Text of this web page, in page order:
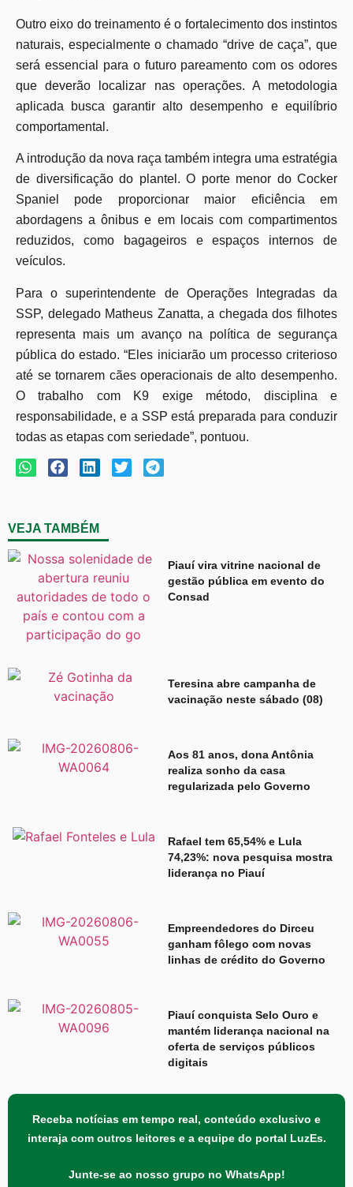
Outro eixo do treinamento é o fortalecimento dos instintos
naturais, especialmente o chamado “drive de caça”, que
será essencial para o futuro pareamento com os odores
que deverão localizar nas operações. A metodologia
aplicada busca garantir alto desempenho e equilíbrio
comportamental.
A introdução da nova raça também integra uma estratégia
de diversificação do plantel. O porte menor do Cocker
Spaniel pode proporcionar maior eficiência em
abordagens a ônibus e em locais com compartimentos
reduzidos, como bagageiros e espaços internos de
veículos.
Para o superintendente de Operações Integradas da
SSP, delegado Matheus Zanatta, a chegada dos filhotes
representa mais um avanço na política de segurança
pública do estado. “Eles iniciarão um processo criterioso
até se tornarem cães operacionais de alto desempenho.
O trabalho com K9 exige método, disciplina e
responsabilidade, e a SSP está preparada para conduzir
todas as etapas com seriedade”, pontuou.
VEJA TAMBÉM
Piauí vira vitrine nacional de
gestão pública em evento do
Consad
Teresina abre campanha de
vacinação neste sábado (08)
Aos 81 anos, dona Antônia
realiza sonho da casa
regularizada pelo Governo
Rafael tem 65,54% e Lula
74,23%: nova pesquisa mostra
liderança no Piauí
Empreendedores do Dirceu
ganham fôlego com novas
linhas de crédito do Governo
Piauí conquista Selo Ouro e
mantém liderança nacional na
oferta de serviços públicos
digitais
Receba notícias em tempo real, conteúdo exclusivo e
interaja com outros leitores e a equipe do portal LuzEs.
Junte-se ao nosso grupo no WhatsApp!